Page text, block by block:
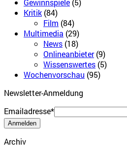
Gewinnspiele (5)
Kritik (84)
Film (84)
Multimedia (29)
News (18)
Onlineanbieter(9)
Wissenswertes (5)
Wochenvorschau (95)
Newsletter-Anmeldung
Emailadresse*
Archiv